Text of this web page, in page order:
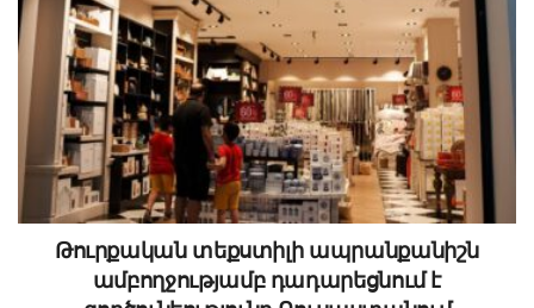
Թուրքական տեքստիլի ապրանքանիշն
ամբողջությամբ դադարեցնում է